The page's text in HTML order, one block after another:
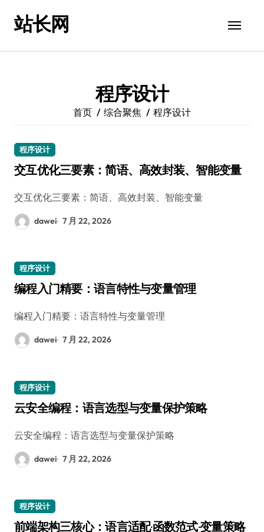
站长网
程序设计
首页 综合聚焦 程序设计
程序设计
交互优化三要素：简语、高效封装、智能变量
交互优化三要素：简语、高效封装、智能变量
dawei 7 月 22, 2026
程序设计
编程入门精要：语言特性与变量管理
编程入门精要：语言特性与变量管理
dawei 7 月 22, 2026
程序设计
云安全编程：语言选型与变量保护策略
云安全编程：语言选型与变量保护策略
dawei 7 月 22, 2026
程序设计
前端架构三核心：语言适配·函数范式·变量策略